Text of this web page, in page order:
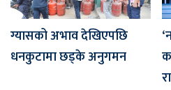
ग्यासको अभाव देखिएपछि
धनकुटामा छड्के अनुगमन